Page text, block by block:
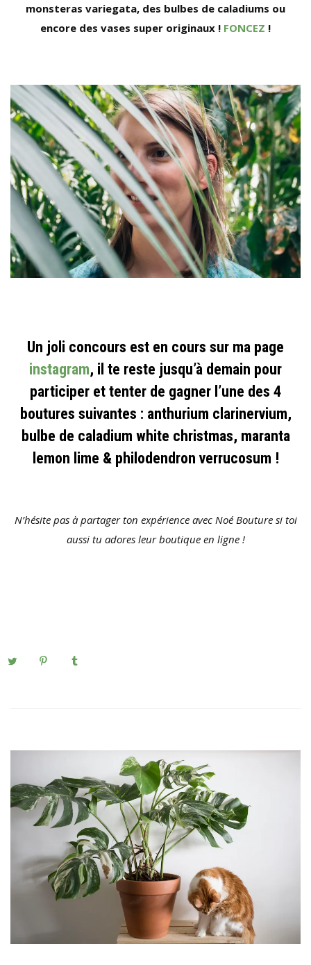
monsteras variegata, des bulbes de caladiums ou
encore des vases super originaux ! FONCEZ !
Un joli concours est en cours sur ma page
instagram, il te reste jusqu’à demain pour
participer et tenter de gagner l’une des 4
boutures suivantes : anthurium clarinervium,
bulbe de caladium white christmas, maranta
lemon lime & philodendron verrucosum !
N’hésite pas à partager ton expérience avec Noé Bouture si toi
aussi tu adores leur boutique en ligne !